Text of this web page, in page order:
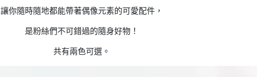
讓你隨時隨地都能帶著偶像元素的可愛配件，
是粉絲們不可錯過的隨身好物！
共有兩色可選。